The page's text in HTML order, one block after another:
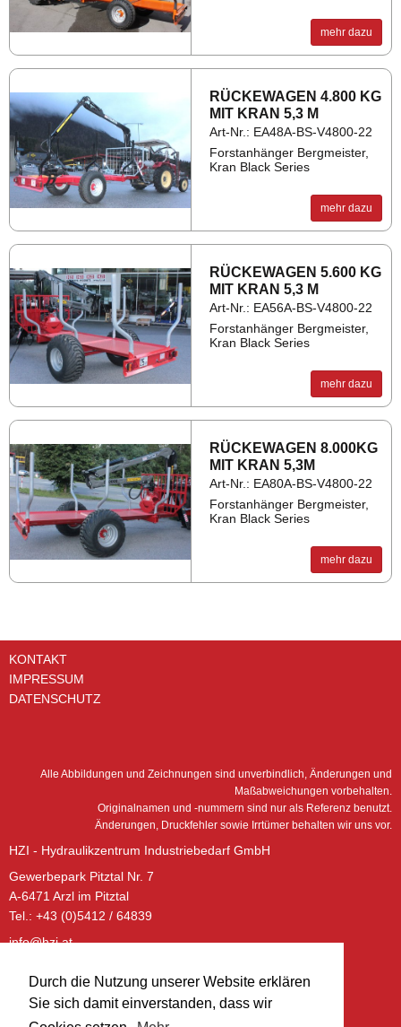
Durch die Nutzung unserer Website erklären
Sie sich damit einverstanden, dass wir
mehr dazu
RÜ­CKE­WA­GEN 4.800 KG
MIT KRAN 5,3 M
Art-Nr.: EA48A-BS-V4800-22
Forstanhänger Bergmeister,
Kran Black Series
mehr dazu
RÜ­CKE­WA­GEN 5.600 KG
MIT KRAN 5,3 M
Art-Nr.: EA56A-BS-V4800-22
Forstanhänger Bergmeister,
Kran Black Series
mehr dazu
RÜ­CKE­WA­GEN 8.000KG
MIT KRAN 5,3M
Art-Nr.: EA80A-BS-V4800-22
Forstanhänger Bergmeister,
Kran Black Series
mehr dazu
KONTAKT
IMPRESSUM
DATENSCHUTZ
Alle Abbildungen und Zeichnungen sind unverbindlich, Änderungen und
Maßabweichungen vorbehalten.
Originalnamen und -nummern sind nur als Referenz benutzt.
Änderungen, Druckfehler sowie Irrtümer behalten wir uns vor.
HZI - Hydraulikzentrum Industriebedarf GmbH
Gewerbepark Pitztal Nr. 7
A-6471 Arzl im Pitztal
Tel.: +43 (0)5412 / 64839
info@hzi.at
ÖFFNUNGSZEITEN – BÜRO: